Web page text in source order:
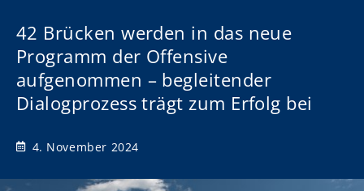
42 Brücken werden in das neue
Programm der Offensive
aufgenommen – begleitender
Dialogprozess trägt zum Erfolg bei
4. November 2024